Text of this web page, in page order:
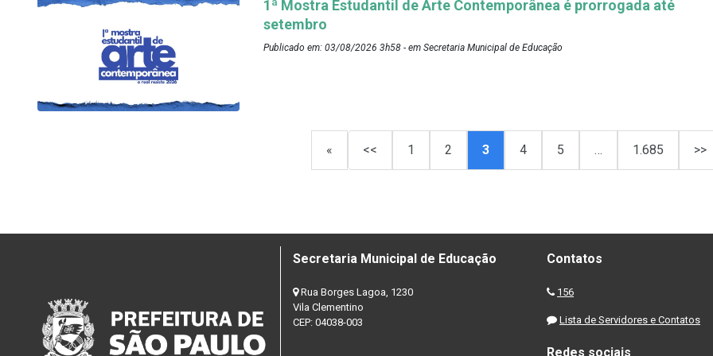
1ª Mostra Estudantil de Arte Contemporânea é prorrogada até
setembro
Publicado em: 03/08/2026 3h58 - em Secretaria Municipal de Educação
« << 1 2 3 4 5 … 1.685 >>
Secretaria Municipal de Educação
Rua Borges Lagoa, 1230
Vila Clementino
CEP: 04038-003
Contatos
156
Lista de Servidores e Contatos
Redes sociais